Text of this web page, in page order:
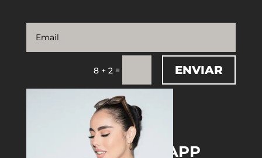
8 + 2 = ENVIAR
DOWNLOAD THE APP